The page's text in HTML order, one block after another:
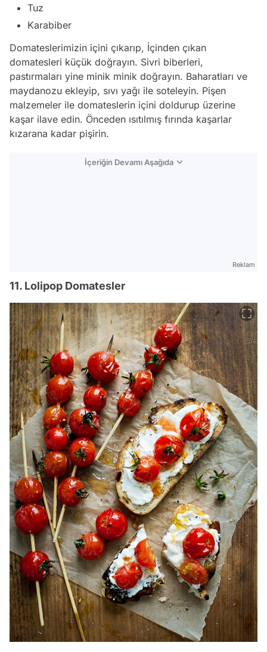
Tuz
Karabiber
Domateslerimizin içini çıkarıp, İçinden çıkan
domatesleri küçük doğrayın. Sivri biberleri,
pastırmaları yine minik minik doğrayın. Baharatları ve
maydanozu ekleyip, sıvı yağı ile soteleyin. Pişen
malzemeler ile domateslerin içini doldurup üzerine
kaşar ilave edin. Önceden ısıtılmış fırında kaşarlar
kızarana kadar pişirin.
İçeriğin Devamı Aşağıda
Reklam
11. Lolipop Domatesler